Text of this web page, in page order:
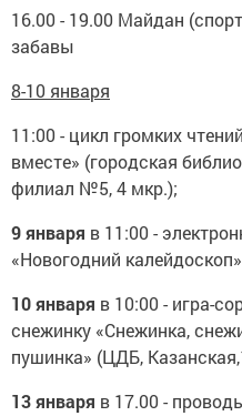
16.00 - 19.00 Майдан
забавы
8-10 января
11:00 - цикл громких
вместе» (городская
филиал №5, 4 мкр.);
9 января в 11:00 -
«Новогодний
10 января в 10:00 - игра-
снежинку «Снежинка,
пушинка» (ЦДБ,
13 января в 17.00 -